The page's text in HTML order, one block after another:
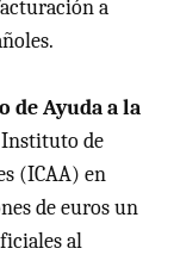
a
de Ayuda a la
de
(ICAA) en
de euros un
al